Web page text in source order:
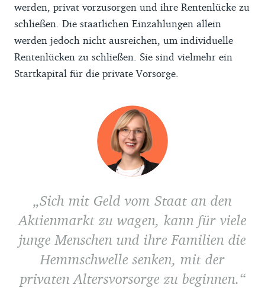
werden, privat vorzusorgen und ihre Rentenlücke zu
schließen. Die staatlichen Einzahlungen allein
werden jedoch nicht ausreichen, um individuelle
Rentenlücken zu schließen. Sie sind vielmehr ein
Startkapital für die private Vorsorge.
Sich mit Geld vom Staat an den
Aktienmarkt zu wagen, kann für viele
junge Menschen und ihre Familien die
Hemmschwelle senken, mit der
privaten Altersvorsorge zu beginnen.